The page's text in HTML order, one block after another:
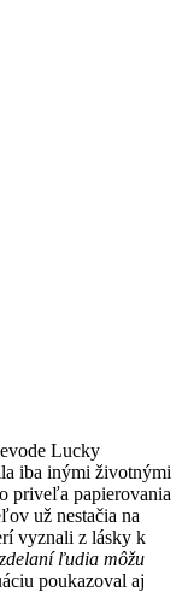
Lucky
iba inými životnými
priveľa papierovania
už nestačia na
vyznali z lásky k
ľudia môžu
poukazoval aj